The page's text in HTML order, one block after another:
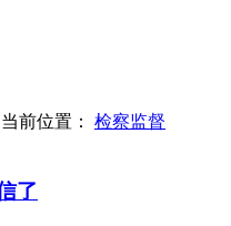
当前位置： 检察监督
了